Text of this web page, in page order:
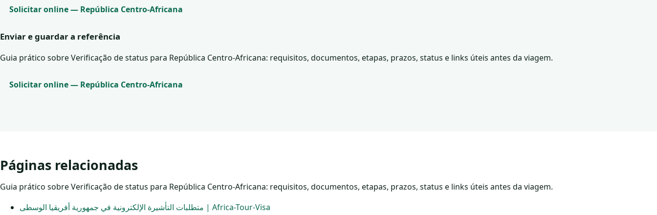
Solicitar online — República Centro-Africana
Enviar e guardar a referência
Guia prático sobre Verificação de status para República Centro-Africana: requisitos, documentos, etapas, prazos, status e links úteis antes da viagem.
Solicitar online — República Centro-Africana
Páginas relacionadas
Guia prático sobre Verificação de status para República Centro-Africana: requisitos, documentos, etapas, prazos, status e links úteis antes da viagem.
متطلبات التأشيرة الإلكترونية في جمهورية أفريقيا الوسطى | Africa-Tour-Visa